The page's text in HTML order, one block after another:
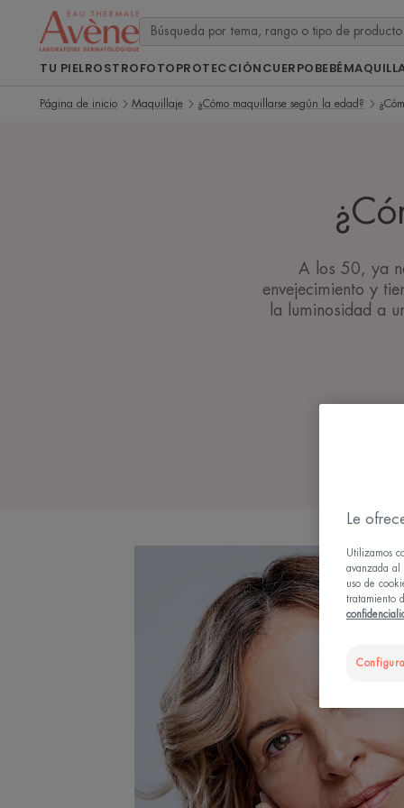
TU PIELROSTROFOTOPROTECCIÓNCUERPOBEBÉ
Página de inicio Maquillaje ¿Cómo maquillarse según la edad?
A los 50, ya
envejecimiento y
la luminosidad a
Le
Utilizamos
avanzada al
uso de
tratamiento